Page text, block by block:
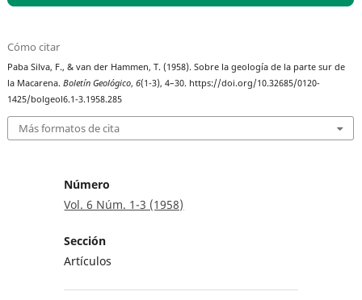
Cómo citar
Paba Silva, F., & van der Hammen, T. (1958). Sobre la geología de la parte sur de
la Macarena.Boletín Geológico,6(1-3), 4–30. https://doi.org/10.32685/0120-
1425/bolgeol6.1-3.1958.285
Más formatos de cita
Número
Vol. 6 Núm. 1-3 (1958)
Sección
Artículos